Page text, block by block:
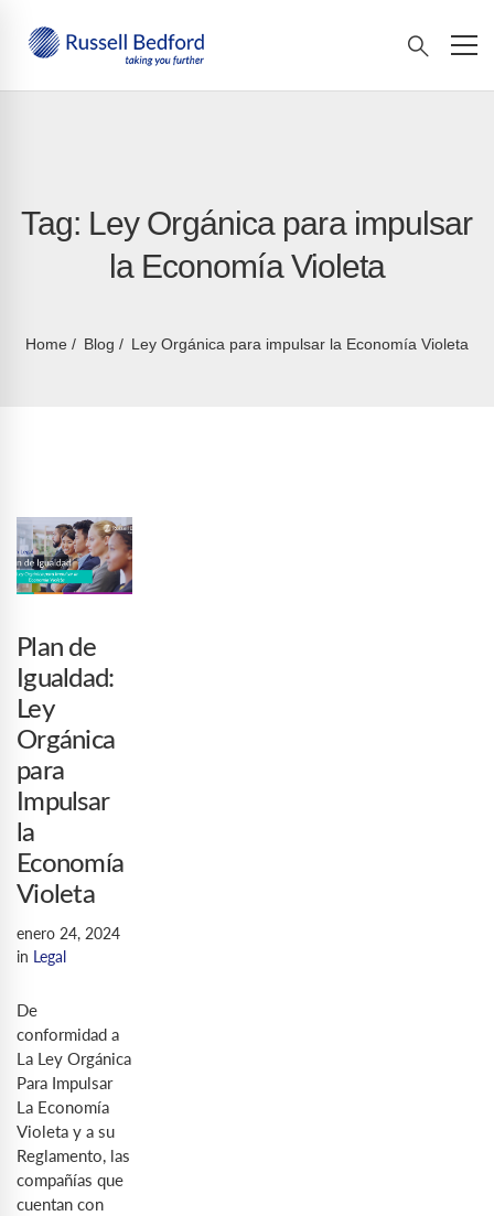
Tag: Ley Orgánica para impulsar
la Economía Violeta
Home Blog Ley Orgánica para impulsar la Economía Violeta
Plan de
Igualdad:
Ley
Orgánica
para
Impulsar
la
Economía
Violeta
enero 24, 2024
in Legal
De
conformidad a
La Ley Orgánica
Para Impulsar
La Economía
Violeta y a su
Reglamento, las
compañías que
cuentan con